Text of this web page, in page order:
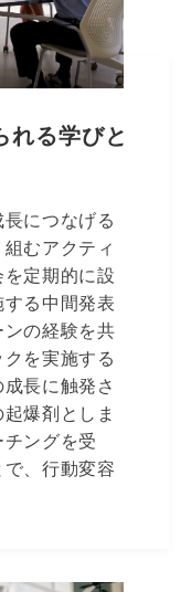
れる学びと
につなげる
むアクティ
定期的に設
る中間発表
の経験を共
を実施する
長に触発さ
爆剤としま
ングを受
、行動変容